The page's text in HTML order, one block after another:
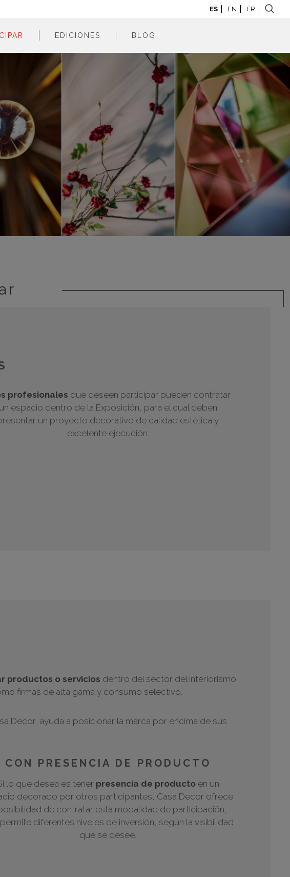
ES EN FR
EDICIONES
madrid 2026
madrid 2025
madrid 2023
madrid 2022
madrid 2021
madrid 2020
madrid 2019
madrid 2018
madrid 2017
madrid 2016
BLOG
profesionales que deseen participar pueden contratar
un espacio dentro de la Exposición, para el cual deben
un proyecto decorativo de calidad estética y
excelente ejecución.
productos o servicios dentro del sector del interiorismo
firmas de alta gama y consumo selectivo.
Decor, ayuda a posicionar la marca por encima de sus
CON PRESENCIA DE PRODUCTO
lo que desea es tener presencia de productoen un
decorado por otros participantes, Casa Decor ofrece
de contratar esta modalidad de participación,
diferentes niveles de inversión, según la visibilidad
que se desee.